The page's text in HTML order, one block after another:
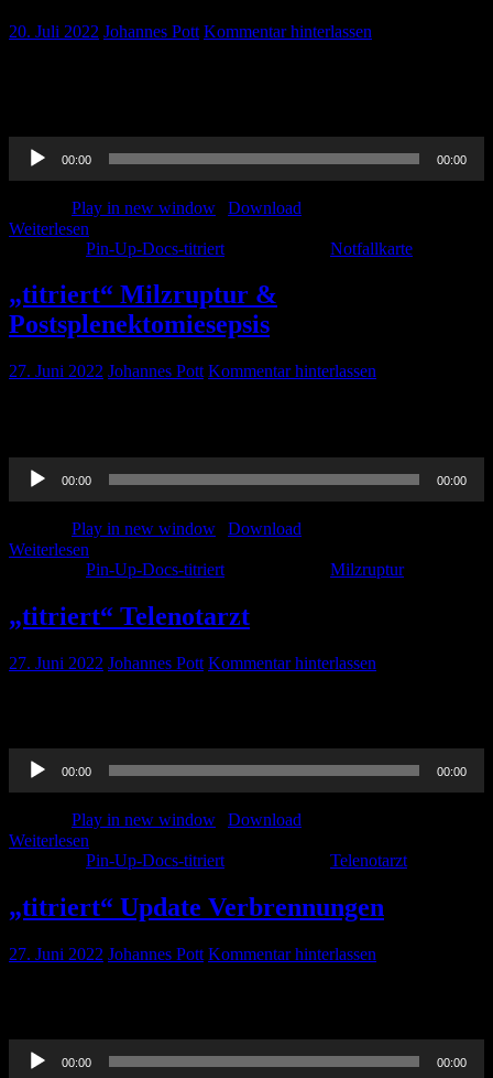
20. Juli 2022 Johannes Pott Kommentar hinterlassen
Audio-
Player
00:00 00:00
Play in new window
Download
Weiterlesen
Pin-Up-Docs-titriert Notfallkarte
„titriert“ Milzruptur &
Postsplenektomiesepsis
27. Juni 2022 Johannes Pott Kommentar hinterlassen
Audio-
Player
00:00 00:00
Play in new window
Download
Weiterlesen
Pin-Up-Docs-titriert Milzruptur
„titriert“ Telenotarzt
27. Juni 2022 Johannes Pott Kommentar hinterlassen
Audio-
Player
00:00 00:00
Play in new window
Download
Weiterlesen
Pin-Up-Docs-titriert Telenotarzt
„titriert“ Update Verbrennungen
27. Juni 2022 Johannes Pott Kommentar hinterlassen
Audio-
Player
00:00 00:00